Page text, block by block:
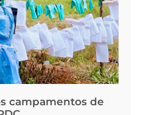
campamentos de